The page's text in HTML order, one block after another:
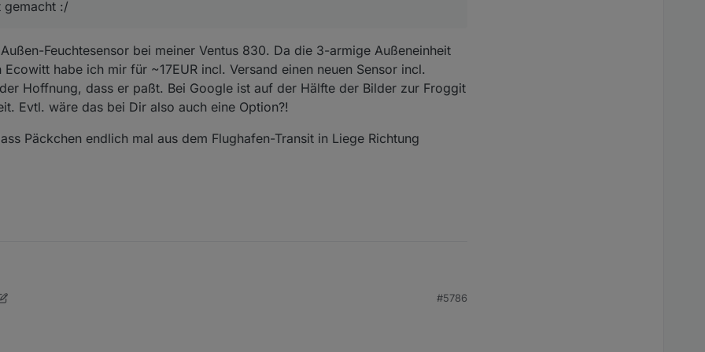
gemacht :/
gemacht :/
Feuchtesensor bei meiner Ventus 830. Da die 3-armige Außeneinheit
habe ich mir für ~17EUR incl. Versand einen neuen Sensor incl.
Hoffnung, dass er paßt. Bei Google ist auf der Hälfte der Bilder zur Froggit
Evtl. wäre das bei Dir also auch eine Option?!
Päckchen endlich mal aus dem Flughafen-Transit in Liege Richtung
gemacht :/
Außen-Feuchtesensor bei meiner Ventus 830. Da die 3-armige Außeneinheit identisch
#5786